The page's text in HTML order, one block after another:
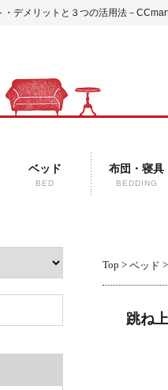
デメリットと３つの活用法－
ベッド
BED
布団・寝具
BEDDING
Top > ベッド
跳ね